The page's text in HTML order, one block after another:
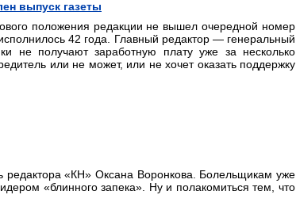
выпуск газеты
положения редакции не вышел очередной номер
42 года. Главный редактор — генеральный
не получают заработную плату уже за несколько
или не может, или не хочет оказать поддержку
«КН» Оксана Воронкова. Болельщикам уже
«блинного запека». Ну и полакомиться тем, что